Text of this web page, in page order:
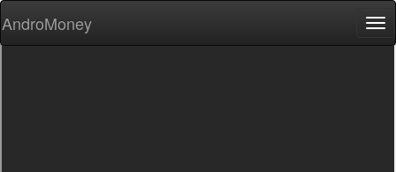
AndroMoney